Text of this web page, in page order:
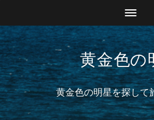
黄金色の
黄金色の明星を探して